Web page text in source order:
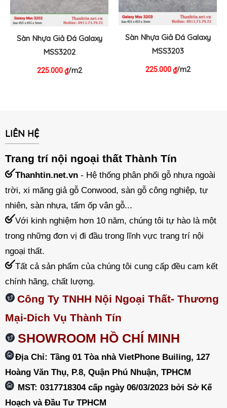
Sàn Nhựa Giả Đá Galaxy
MSS3202
225.000₫/m2
Sàn Nhựa Giả Đá Galaxy
MSS3203
225.000₫/m2
LIÊN HỆ
Trang trí nội ngoại thất Thành Tín
Thanhtin.net.vn - Hệ thống phân phối gỗ nhựa ngoài
trời, xi măng giả gỗ Conwood, sàn gỗ công nghiệp, tự
nhiên, sàn nhựa, tấm ốp vân gỗ...
Với kinh nghiệm hơn 10 năm, chúng tôi tự hào là một
trong những đơn vị đi đầu trong lĩnh vực trang trí nội
ngoại thất.
Tất cả sản phẩm của chúng tôi cung cấp đều cam kết
chính hãng, chất lượng.
Công Ty TNHH Nội Ngoại Thất- Thương
Mại-Dich Vụ Thành Tín
SHOWROOM HỒ CHÍ MINH
Địa Chỉ: Tầng 01 Tòa nhà VietPhone Builing, 127
Hoàng Văn Thụ, P.8, Quận Phú Nhuận, TPHCM
MST: 0317718304 cấp ngày 06/03/2023 bởi Sở Kế
Hoạch và Đầu Tư TPHCM